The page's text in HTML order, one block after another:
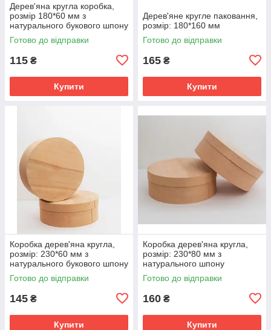
Дерев'яна кругла коробка,
розмір 180*60 мм з
натурального букового шпону
Готово до відправки
115 ₴
Купити
Дерев'яне кругле паковання,
розмір: 180*160 мм
Готово до відправки
165 ₴
Купити
Коробка дерев'яна кругла,
розмір: 230*60 мм з
натурального букового шпону
Готово до відправки
145 ₴
Купити
Коробка дерев'яна кругла,
розмір: 230*80 мм з
натурального шпону
Готово до відправки
160 ₴
Купити